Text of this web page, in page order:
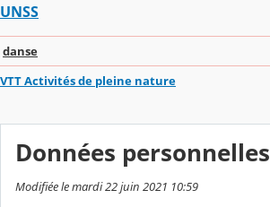
UNSS
danse
VTT Activités de pleine nature
Données personnelles
Modifiée le mardi 22 juin 2021 10:59